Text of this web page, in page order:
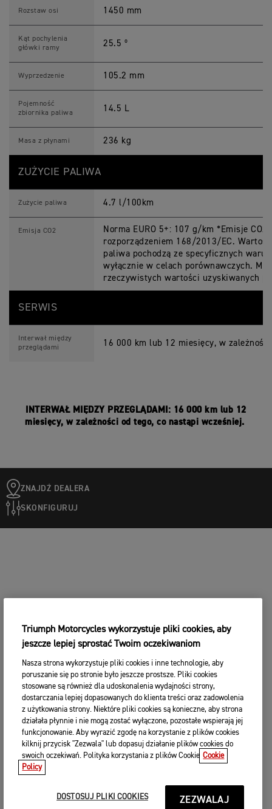
Rozstaw osi 1450 mm
Kąt pochylenia
główki ramy
25.5 º
Wyprzedzenie 105.2 mm
Pojemność
zbiornika paliwa
14.5 L
Masa z płynami 236 kg
ZUŻYCIE PALIWA
Zużycie paliwa 4.7 l/100km
Emisja CO2
Norma EURO 5+: 107 g/km *Emisje
rozporządzeniem 168/2013/EC.
paliwa pochodzą ze specyficznych
wyłącznie w celach porównawczych.
rzeczywistych wartości uzyskiwanych
SERWIS
Interwał między
przeglądami
16 000 km lub 12 miesięcy, w
INTERWAŁ MIĘDZY PRZEGLĄDAMI: 16 000 km lub 12
miesięcy, w zależności od tego, co nastąpi wcześniej.
ZNAJDŹ DEALERA
SKONFIGURUJ
Triumph Motorcycles wykorzystuje pliki cookies, aby
jeszcze lepiej sprostać Twoim oczekiwaniom
Nasza strona wykorzystuje pliki cookies i inne technologie, aby
poruszanie się po stronie było jeszcze prostsze. Pliki cookies
stosowane są również dla udoskonalenia wydajności strony,
dostarczania lepiej dopasowanych do klienta treści oraz zadowolenia
z użytkowania strony. Niektóre pliki cookies są konieczne, aby strona
działała płynnie i nie mogą zostać wyłączone, pozostałe wspierają jej
funkcjonowanie. Aby wyrazić zgodę na korzystanie z plików cookies
kilknij przycisk "Zezwala" lub dopasuj działanie plików cookies do
swoich oczekiwań. Polityka korzystania z plików Cookie Cookie
Policy
DOSTOSUJ PLIKI COOKIES ZEZWALAJ